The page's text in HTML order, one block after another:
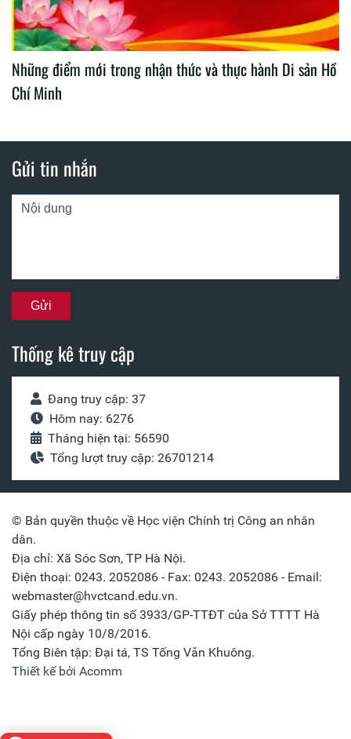
Những điểm mới trong nhận thức và thực hành Di sản Hồ
Chí Minh
Gửi tin nhắn
Thống kê truy cập
Đang truy cập: 37
Hôm nay: 6276
Tháng hiện tại: 56590
Tổng lượt truy cập: 26701214
© Bản quyền thuộc về Học viện Chính trị Công an nhân
dân.
Địa chỉ: Xã Sóc Sơn, TP Hà Nội.
Điện thoại: 0243. 2052086 - Fax: 0243. 2052086 - Email:
webmaster@hvctcand.edu.vn.
Giấy phép thông tin số 3933/GP-TTĐT của Sở TTTT Hà
Nội cấp ngày 10/8/2016.
Tổng Biên tập: Đại tá, TS Tống Văn Khuông.
Thiết kế bởi Acomm